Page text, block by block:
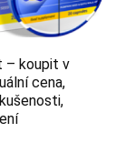
– koupit v
cena,